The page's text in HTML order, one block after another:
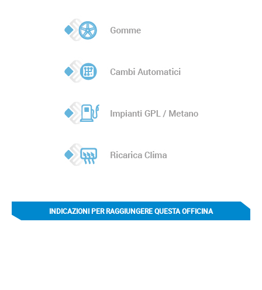
INDICAZIONI PER RAGGIUNGERE QUESTA OFFICINA